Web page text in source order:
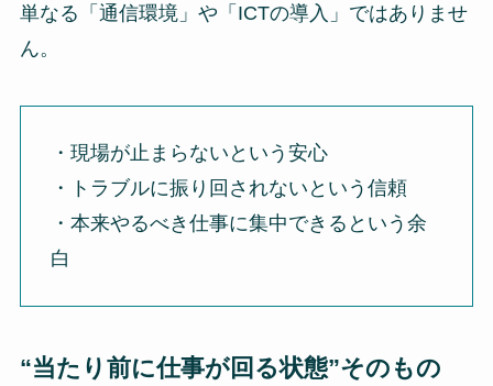
単なる「通信環境」や「ICTの導入」ではありませ
ん。
・現場が止まらないという安心
・トラブルに振り回されないという信頼
・本来やるべき仕事に集中できるという余
白
“当たり前に仕事が回る状態”そのもの